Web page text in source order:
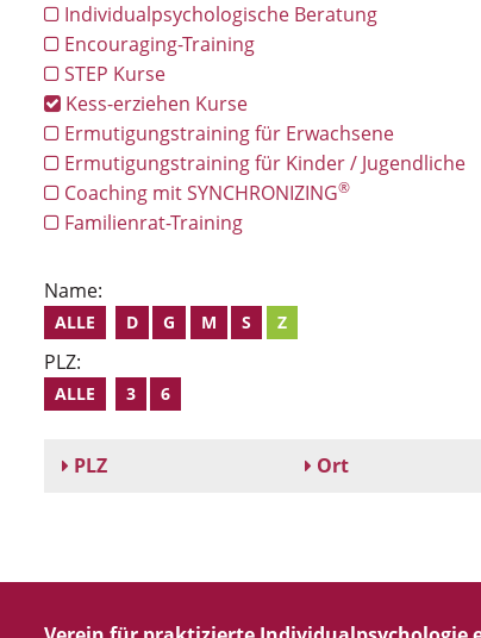
Individualpsychologische Beratung
Encouraging-Training
STEP Kurse
Kess-erziehen Kurse
Ermutigungstraining für Erwachsene
Ermutigungstraining für Kinder / Jugendliche
Coaching mit SYNCHRONIZING®
Familienrat-Training
Name:
ALLE D G M S Z
PLZ:
ALLE 3 6
PLZ Ort